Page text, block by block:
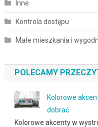
Inne
Kontrola dostępu
Małe mieszkania i
POLECAMY
Kolorowe
dobrać
Kolorowe akcenty w